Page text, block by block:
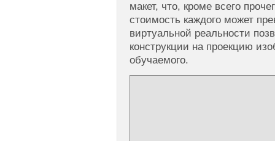
макет, что, кроме всего
стоимость каждого может
виртуальной реальности
конструкции на проекцию
обучаемого.